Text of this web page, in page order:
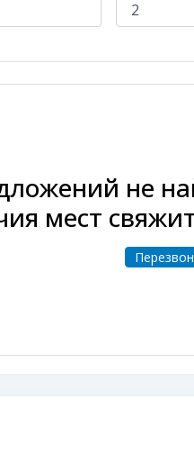
не
мест